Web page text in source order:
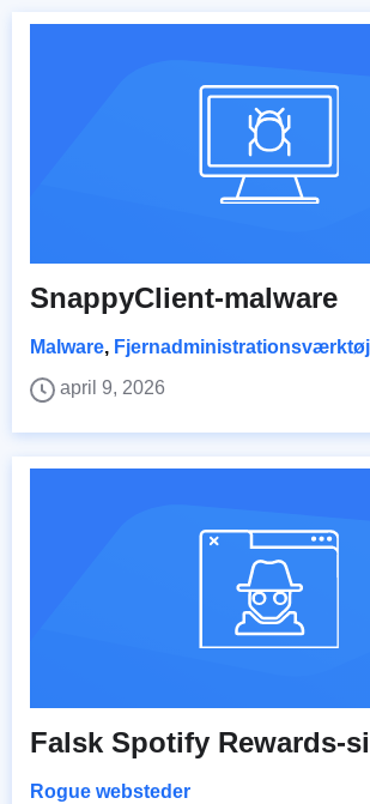
SnappyClient-malware
Malware,
april 9, 2026
Falsk Spotify Rewards-
Rogue websteder